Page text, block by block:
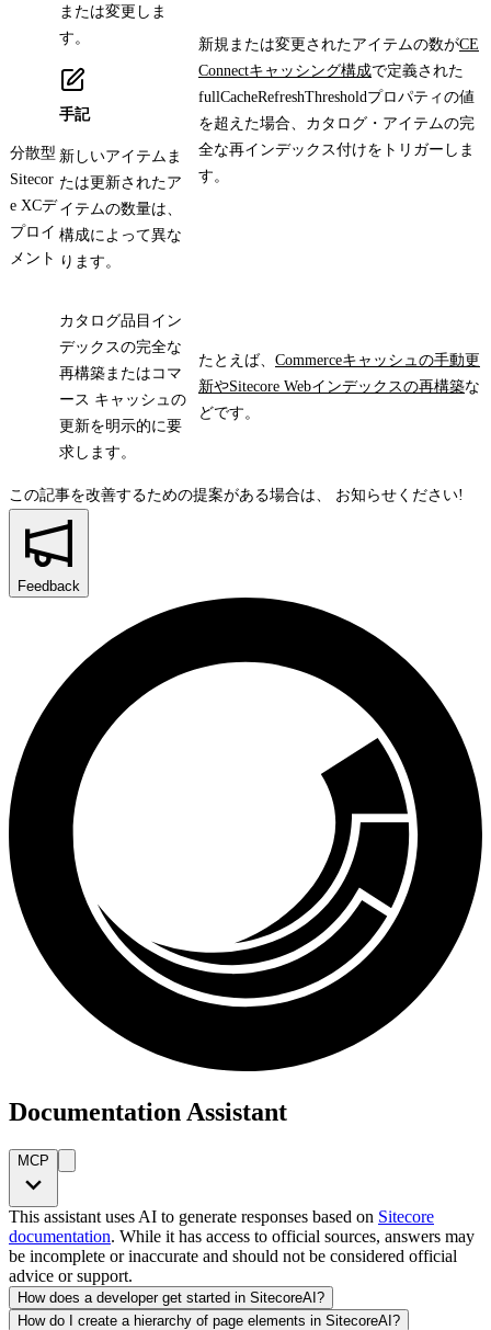
分散型
Sitecor
e XCデ
プロイ
メント
または変更しま
す。
手記
新しいアイテムま
たは更新されたア
イテムの数量は、
構成によって異な
ります。
新規または変更されたアイテムの数がCE
Connectキャッシング構成で定義された
fullCacheRefreshThreshold プロパティの値
を超えた場合、カタログ・アイテムの完
全な再インデックス付けをトリガーしま
す。
カタログ品目イン
デックスの完全な
再構築またはコマ
ース キャッシュの
更新を明示的に要
求します。
たとえば、 Commerceキャッシュの手動更
新やSitecore Webインデックスの再構築な
どです。
この記事を改善するための提案がある場合は、 お知らせください!
Feedback
Documentation Assistant
MCP
This assistant uses AI to generate responses based on Sitecore
documentation. While it has access to official sources, answers may
be incomplete or inaccurate and should not be considered official
advice or support.
How does a developer get started in SitecoreAI?
How do I create a hierarchy of page elements in SitecoreAI?